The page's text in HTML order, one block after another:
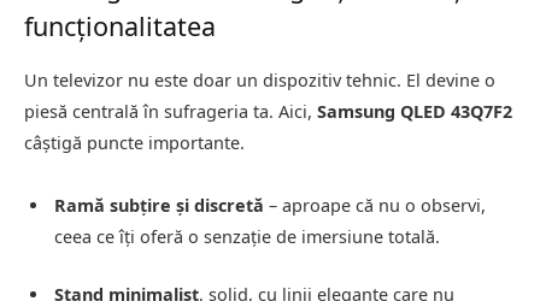
funcționalitatea
Un televizor nu este doar un dispozitiv tehnic. El devine o
piesă centrală în sufrageria ta. Aici, Samsung QLED 43Q7F2
câștigă puncte importante.
Ramă subțire și discretă – aproape că nu o observi,
ceea ce îți oferă o senzație de imersiune totală.
Stand minimalist, solid, cu linii elegante care nu